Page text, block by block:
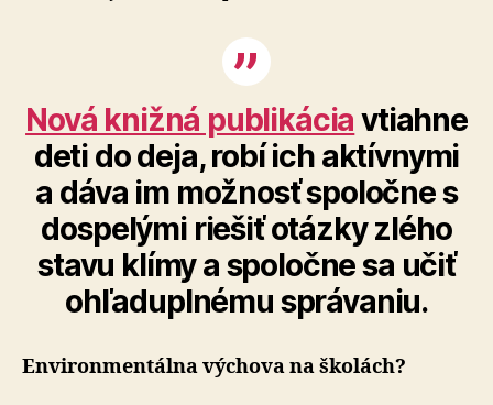
Nová knižná publikácia vtiahne
deti do deja, robí ich aktívnymi
a dáva im možnosť spoločne s
dospelými riešiť otázky zlého
stavu klímy a spoločne sa učiť
ohľaduplnému správaniu.
Environmentálna výchova na školách?